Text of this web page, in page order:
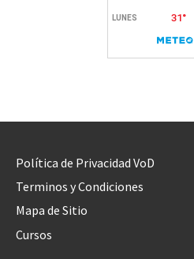
Política de Privacidad VoD
Terminos y Condiciones
Mapa de Sitio
Cursos